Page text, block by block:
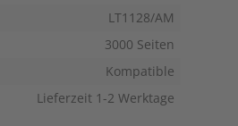
LT1128/AM
3000 Seiten
Kompatible
Lieferzeit 1-2 Werktage